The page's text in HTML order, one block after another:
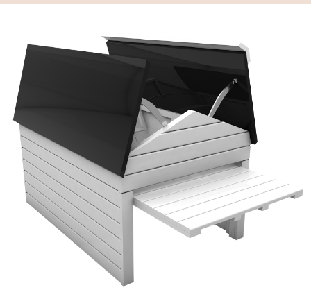
NYEREMÉNYJÁTÉK / REGISZTRÁCIÓ